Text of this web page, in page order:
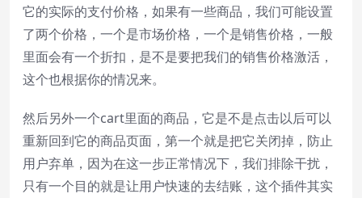
它的实际的支付价格，如果有一些商品，我们可能设置
了两个价格，一个是市场价格，一个是销售价格，一般
里面会有一个折扣，是不是要把我们的销售价格激活，
这个也根据你的情况来。
然后另外一个cart里面的商品，它是不是点击以后可以
重新回到它的商品页面，第一个就是把它关闭掉，防止
用户弃单，因为在这一步正常情况下，我们排除干扰，
只有一个目的就是让用户快速的去结账，这个插件其实